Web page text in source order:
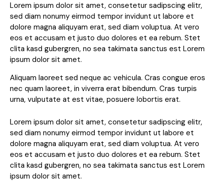
Lorem ipsum dolor sit amet, consetetur sadipscing elitr,
sed diam nonumy eirmod tempor invidunt ut labore et
dolore magna aliquyam erat, sed diam voluptua. At vero
eos et accusam et justo duo dolores et ea rebum. Stet
clita kasd gubergren, no sea takimata sanctus est Lorem
ipsum dolor sit amet.
Aliquam laoreet sed neque ac vehicula. Cras congue eros
nec quam laoreet, in viverra erat bibendum. Cras turpis
urna, vulputate at est vitae, posuere lobortis erat.
Lorem ipsum dolor sit amet, consetetur sadipscing elitr,
sed diam nonumy eirmod tempor invidunt ut labore et
dolore magna aliquyam erat, sed diam voluptua. At vero
eos et accusam et justo duo dolores et ea rebum. Stet
clita kasd gubergren, no sea takimata sanctus est Lorem
ipsum dolor sit amet.